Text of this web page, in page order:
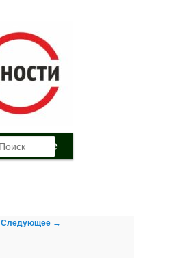
Поиск
Youtube
Следующее →